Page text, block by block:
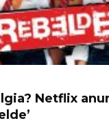
Netflix